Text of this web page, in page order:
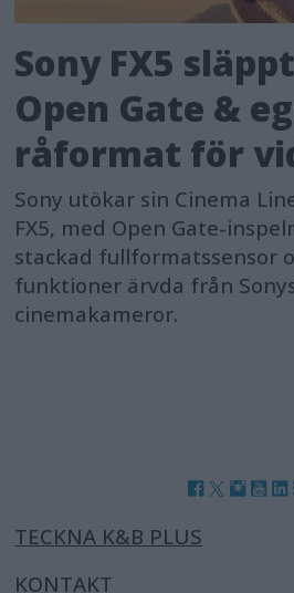
Sony FX5
Open Gate &
råformat för
Sony utökar sin Cinema
FX5, med Open Gate-
stackad fullformatssensor
funktioner ärvda från
cinemakameror.
TECKNA K&B PLUS
KONTAKT